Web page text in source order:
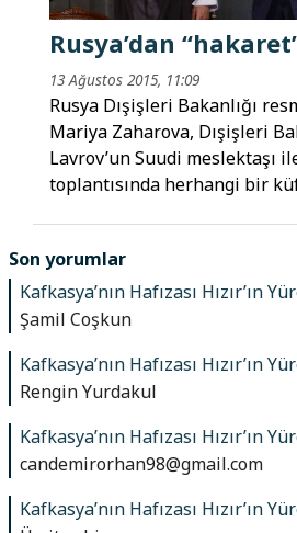
Rusya’dan
13 Ağustos 2015, 11:09
Rusya Dışişleri Bakanlığı
Mariya Zaharova, Dışişleri
Lavrov’un Suudi meslektaşı
toplantısında herhangi bir
Son yorumlar
Kafkasya’nın Hafızası Hızır’ın
Şamil Coşkun
Kafkasya’nın Hafızası Hızır’ın
Rengin Yurdakul
Kafkasya’nın Hafızası Hızır’ın
candemirorhan98@gmail.com
Kafkasya’nın Hafızası Hızır’ın